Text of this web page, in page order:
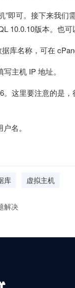
”即可。接下来我
10.0.10版本。也
库名称，可在
主机 IP 地址。
。这里要注意的是
名。
库 虚拟主机
解决